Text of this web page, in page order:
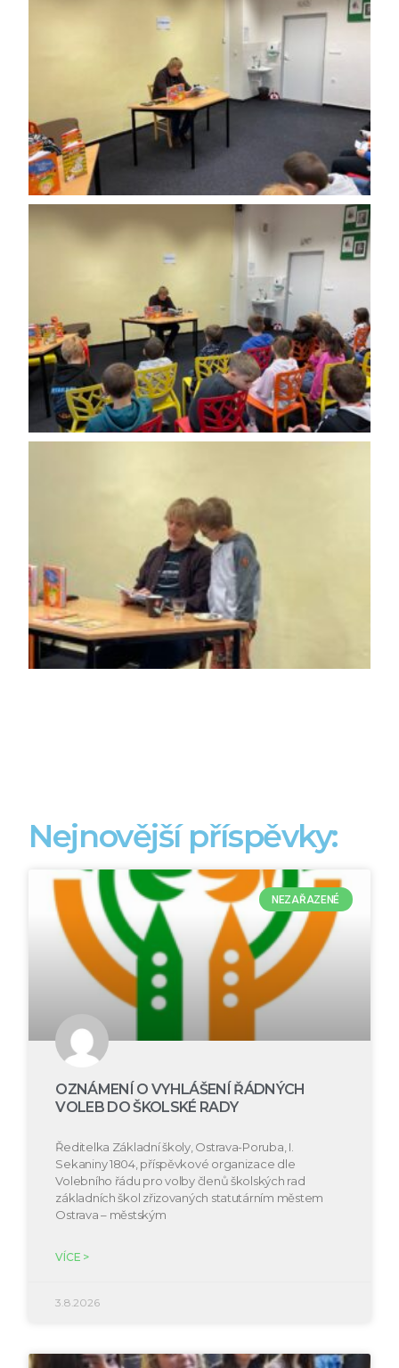
Nejnovější příspěvky:
NEZAŘAZENÉ
OZNÁMENÍ O VYHLÁŠENÍ ŘÁDNÝCH
VOLEB DO ŠKOLSKÉ RADY
Ředitelka Základní školy, Ostrava-Poruba, I.
Sekaniny 1804, příspěvkové organizace dle
Volebního řádu pro volby členů školských rad
základních škol zřizovaných statutárním městem
Ostrava – městským
VÍCE >
3.8.2026